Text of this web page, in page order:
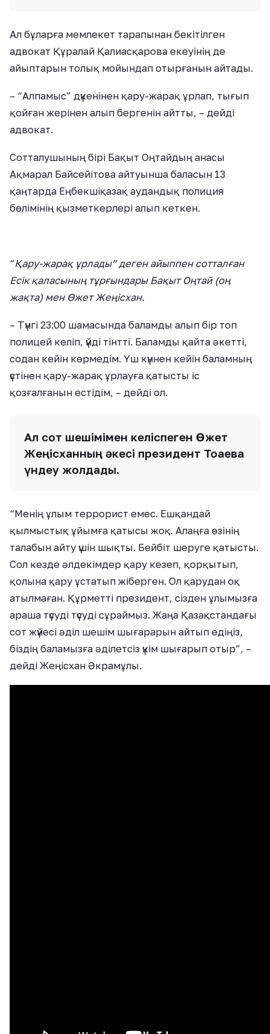
Ал бұларға мемлекет тарапынан бекітілген
адвокат Құралай Қалиасқарова екеуінің де
айыптарын толық мойындап отырғанын айтады.
– “Алпамыс” дүкенінен қару-жарақ ұрлап, тығып
қойған жерінен алып бергенін айтты, – дейді
адвокат.
Сотталушының бірі Бақыт Оңтайдың анасы
Ақмарал Байсейітова айтуынша баласын 13
қаңтарда Еңбекшіқазақ аудандық полиция
бөлімінің қызметкерлері алып кеткен.
“Қару-жарақ ұрлады” деген айыппен сотталған
Есік қаласының тұрғындары Бақыт Оңтай (оң
жақта) мен Өжет Жеңісхан.
– Түнгі 23:00 шамасында баламды алып бір топ
полицей келіп, үйді тінтті. Баламды қайта әкетті,
содан кейін көрмедім. Үш күннен кейін баламның
үстінен қару-жарақ ұрлауға қатысты іс
қозғалғанын естідім, – дейді ол.
Ал сот шешімімен келіспеген Өжет
Жеңісханның әкесі президент Тоқаевқа
үндеу жолдады.
“Менің ұлым террорист емес. Ешқандай
қылмыстық ұйымға қатысы жоқ. Алаңға өзінің
талабын айту үшін шықты. Бейбіт шеруге қатысты.
Сол кезде әлдекімдер қару кезеп, қорқытып,
қолына қару ұстатып жіберген. Ол қарудан оқ
атылмаған. Құрметті президент, сізден ұлымызға
араша түсуді түсуді сұраймыз. Жаңа Қазақстандағы
сот жүйесі әділ шешім шығарарын айтып едіңіз,
біздің баламызға әділетсіз үкім шығарып отыр”, –
дейді Жеңісхан Әкрамұлы.